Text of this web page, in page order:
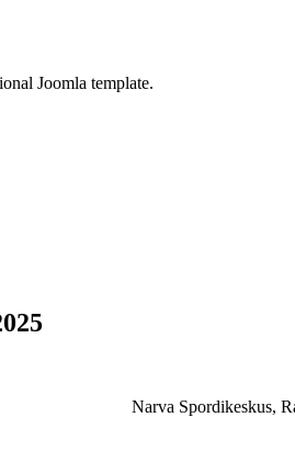
Joomla template.
Narva Spordikeskus,